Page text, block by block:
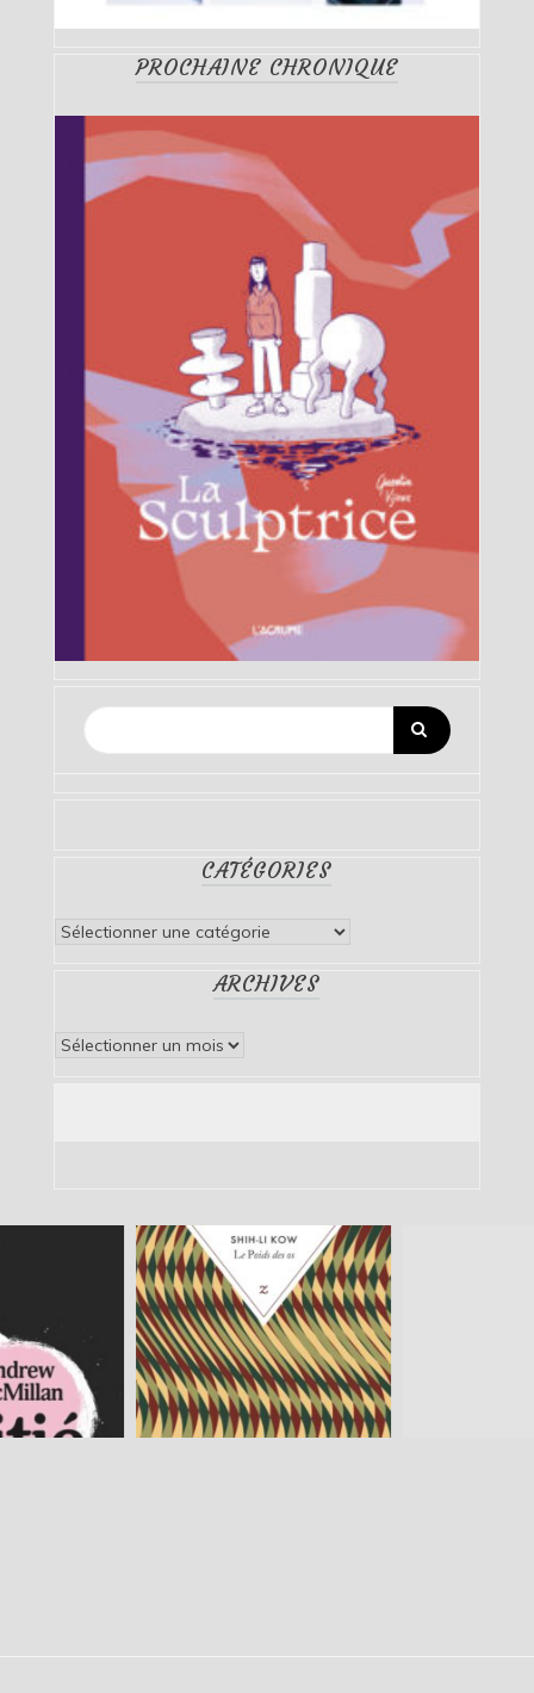
PROCHAINE CHRONIQUE
CATÉGORIES
Catégories
ARCHIVES
Archives